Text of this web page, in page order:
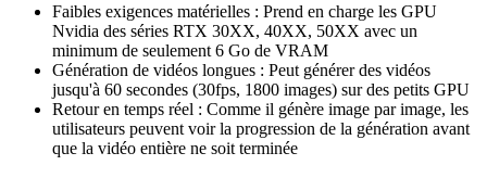
Faibles exigences matérielles : Prend en charge les GPU
Nvidia des séries RTX 30XX, 40XX, 50XX avec un
minimum de seulement 6 Go de VRAM
Génération de vidéos longues : Peut générer des vidéos
jusqu'à 60 secondes (30fps, 1800 images) sur des petits GPU
Retour en temps réel : Comme il génère image par image, les
utilisateurs peuvent voir la progression de la génération avant
que la vidéo entière ne soit terminée